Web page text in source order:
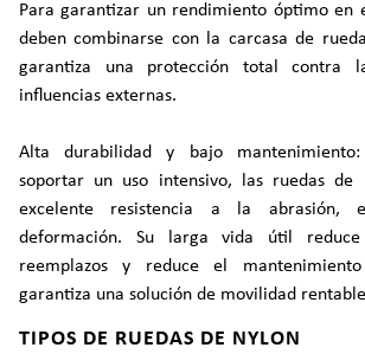
Para garantizar un rendimiento óptimo en
deben combinarse con la carcasa de
garantiza una protección total contra
influencias externas.
Alta durabilidad y bajo mantenimiento:
soportar un uso intensivo, las ruedas de
excelente resistencia a la abrasión,
deformación. Su larga vida útil
reemplazos y reduce el
garantiza una solución de movilidad
TIPOS DE RUEDAS DE NYLON